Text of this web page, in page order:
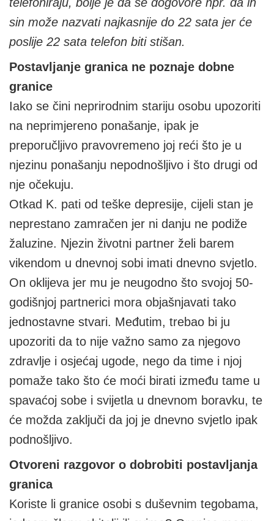
sin može nazvati najkasnije do 22 sata jer će
poslije 22 sata telefon biti stišan.
Postavljanje granica ne poznaje dobne
granice
Iako se čini neprirodnim stariju osobu upozoriti
na neprimjereno ponašanje, ipak je
preporučljivo pravovremeno joj reći što je u
njezinu ponašanju nepodnošljivo i što drugi od
nje očekuju.
Otkad K. pati od teške depresije, cijeli stan je
neprestano zamračen jer ni danju ne podiže
žaluzine. Njezin životni partner želi barem
vikendom u dnevnoj sobi imati dnevno svjetlo.
On oklijeva jer mu je neugodno što svojoj 50-
godišnjoj partnerici mora objašnjavati tako
jednostavne stvari. Međutim, trebao bi ju
upozoriti da to nije važno samo za njegovo
zdravlje i osjećaj ugode, nego da time i njoj
pomaže tako što će moći birati između tame u
spavaćoj sobe i svijetla u dnevnom boravku, te
će možda zaključi da joj je dnevno svjetlo ipak
podnošljivo.
Otvoreni razgovor o dobrobiti postavljanja
granica
Koriste li granice osobi s duševnim tegobama,